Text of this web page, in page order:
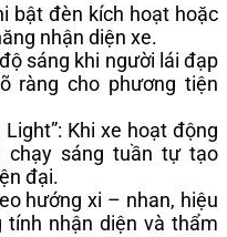
bật đèn kích hoạt hoặc
nhận diện xe.
sáng khi người lái đạp
ràng cho phương tiện
Khi xe hoạt động
chạy sáng tuần tự tạo
đại.
hướng xi – nhan, hiệu
nhận diện và thẩm